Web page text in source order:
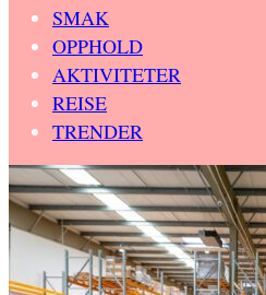
SMAK
OPPHOLD
AKTIVITETER
REISE
TRENDER